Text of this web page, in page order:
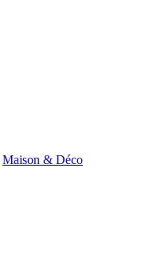
Maison & Déco